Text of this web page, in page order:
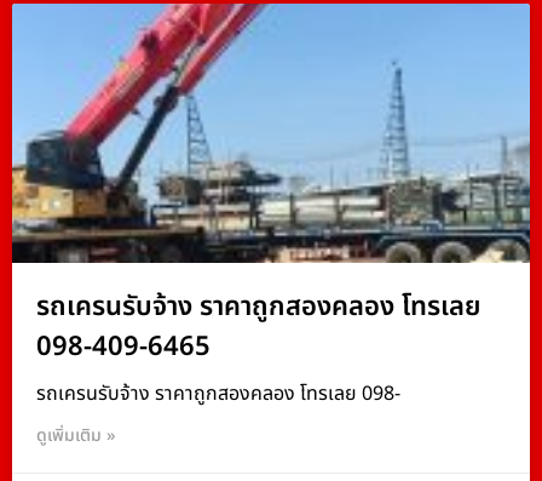
รถเครนรับจ้าง ราคาถูกสองคลอง โทรเลย
098-409-6465
รถเครนรับจ้าง ราคาถูกสองคลอง โทรเลย 098-
ดูเพิ่มเติม »